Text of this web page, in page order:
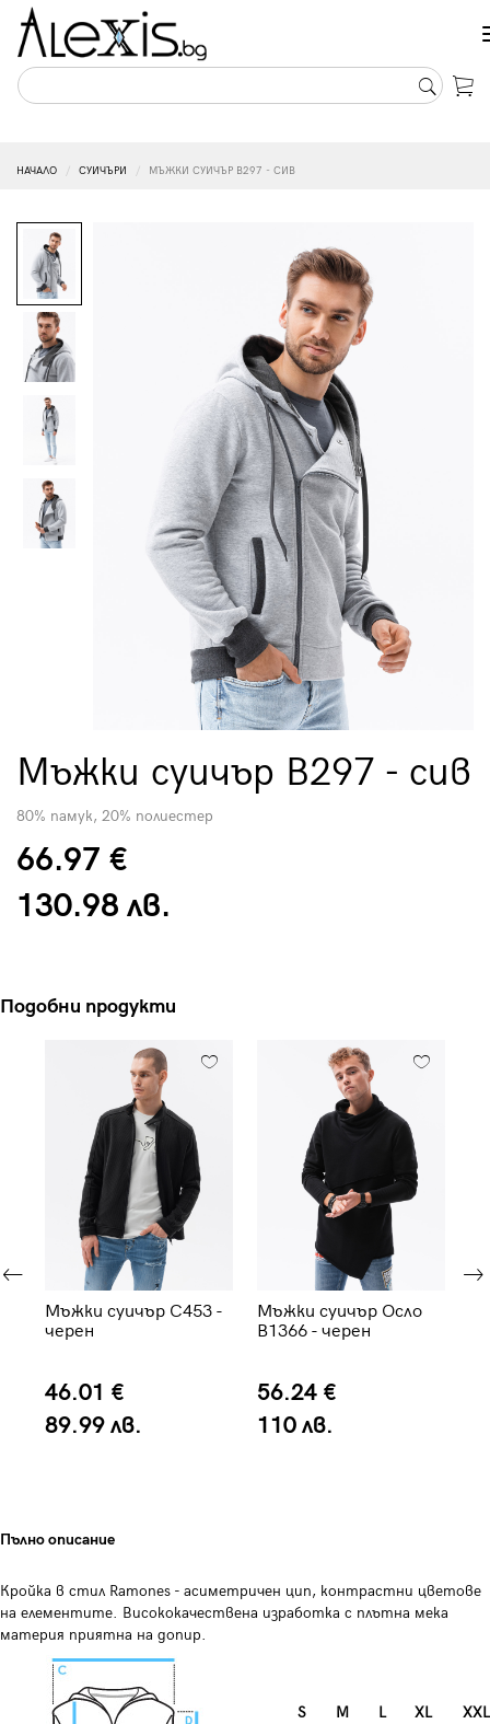
НАЧАЛО СУИЧЪРИ МЪЖКИ СУИЧЪР B297 - СИВ
Мъжки суичър B297 - сив
80% памук, 20% полиестер
66.97 €
130.98 лв.
Подобни продукти
Мъжки суичър C453 -
черен
46.01 €
89.99 лв.
Мъжки суичър Осло
B1366 - черен
56.24 €
110 лв.
Пълно описание
Кройка в стил Ramones - асиметричен цип, контрастни цветове
на елементите. Висококачествена изработка с плътна мека
материя приятна на допир.
S M L XL
XXL